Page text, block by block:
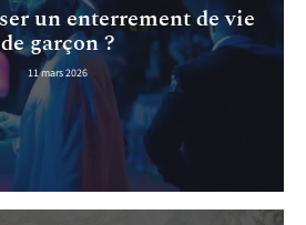
un enterrement de vie
de garçon ?
11 mars 2026